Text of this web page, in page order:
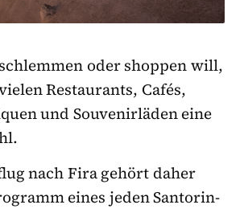
oder shoppen will,
Restaurants, Cafés,
und Souvenirläden eine
nach Fira gehört daher
eines jeden Santorin-